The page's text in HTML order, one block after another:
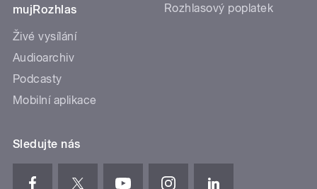
mujRozhlas
Živé vysílání
Audioarchiv
Podcasty
Mobilní aplikace
Rozhlasový poplatek
Sledujte nás